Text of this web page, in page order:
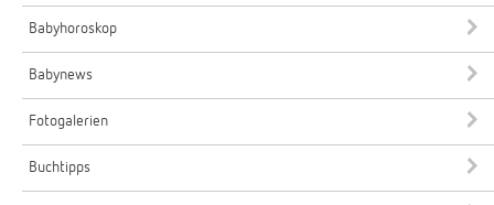
Babyhoroskop
Babynews
Fotogalerien
Buchtipps